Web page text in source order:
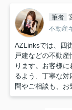
筆者
不動産
AZLinksでは、四
戸建などの不動
ります。お客様
るよう、丁寧な
問やご相談も、お